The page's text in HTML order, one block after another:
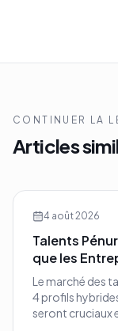
CONTINUER LA
Articles
4 août 2026
Talents
que les
Le marché des
4 profils
seront cruciaux